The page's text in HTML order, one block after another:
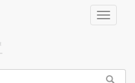
Toggle